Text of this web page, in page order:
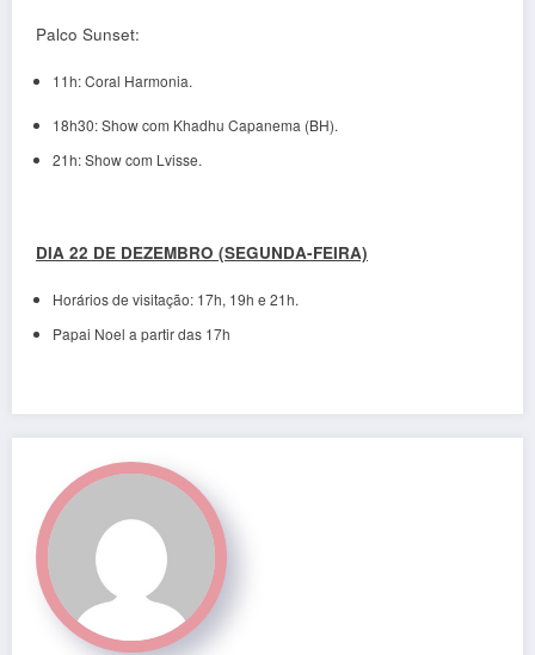
Palco Sunset:
11h: Coral Harmonia.
18h30: Show com Khadhu Capanema (BH).
21h: Show com Lvisse.
DIA 22 DE DEZEMBRO (SEGUNDA-FEIRA)
Horários de visitação: 17h, 19h e 21h.
Papai Noel a partir das 17h